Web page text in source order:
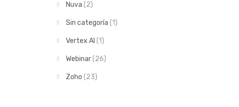
Nuva (2)
Sin categoría (1)
Vertex AI (1)
Webinar(26)
Zoho (23)